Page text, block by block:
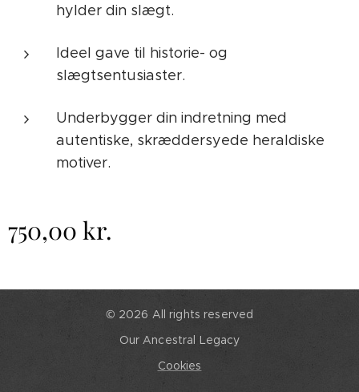
hylder din slægt.
Ideel gave til historie- og
slægtsentusiaster.
Underbygger din indretning med
autentiske, skræddersyede heraldiske
motiver.
750,00 kr.
© 2026 All rights reserved
Our Ancestral Legacy
Cookies